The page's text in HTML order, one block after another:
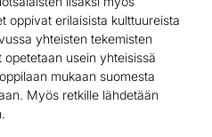
oppivat erilaisista kulttuureista
yhteisten tekemisten
usein yhteisissä
mukaan suomesta
Myös retkille lähdetään